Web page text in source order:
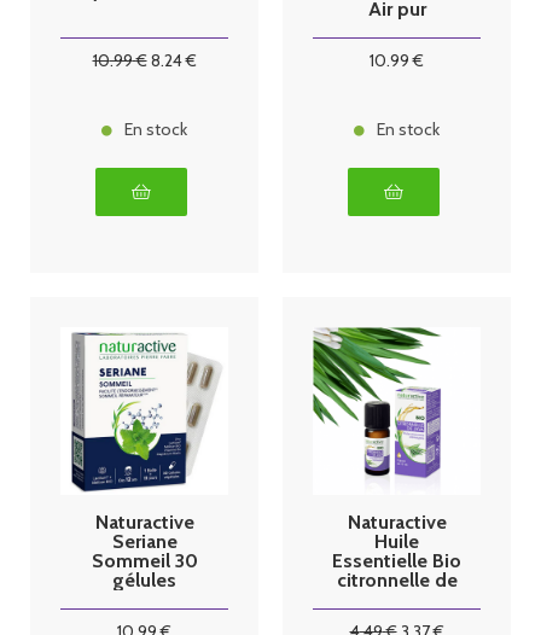
10.99€8.24€
En stock
Air pur
30ml
10.99 €
En stock
Naturactive
Seriane
Sommeil 30
gélules
Naturactive
Huile
Essentielle Bio
citronnelle de